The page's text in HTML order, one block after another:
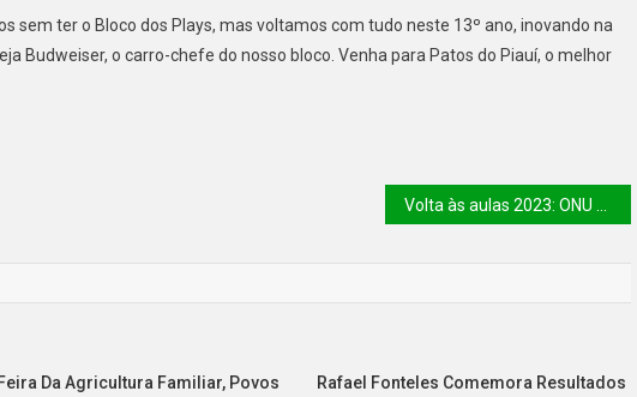
sem ter o Bloco dos Plays, mas voltamos com tudo neste 13º ano, inovando na
Budweiser, o carro-chefe do nosso bloco. Venha para Patos do Piauí, o melhor
Feira Da Agricultura Familiar, Povos
Rafael Fonteles Comemora Resultados